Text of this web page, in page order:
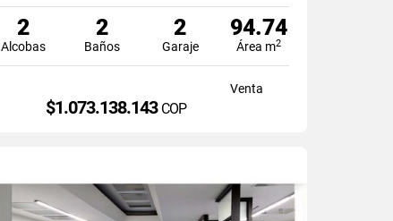
2
Alcobas
2
Baños
2
Garaje
94.74
Área m2
Venta
$1.073.138.143 COP